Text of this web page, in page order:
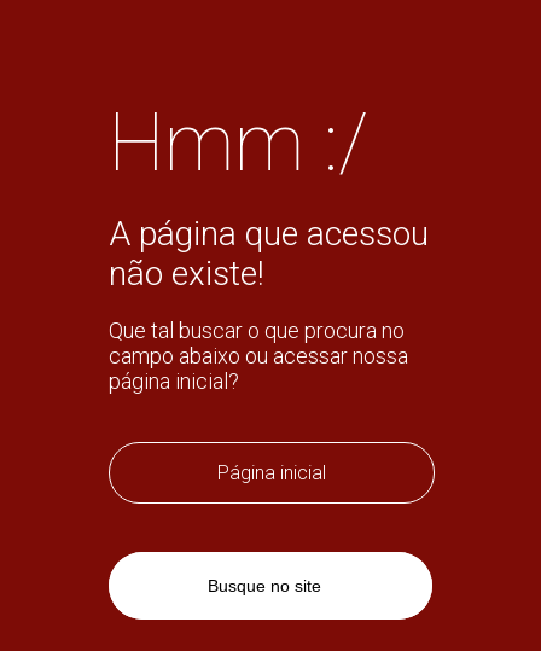
Hmm :/
A página que acessou
não existe!
Que tal buscar o que procura no
campo abaixo ou acessar nossa
página inicial?
Página inicial